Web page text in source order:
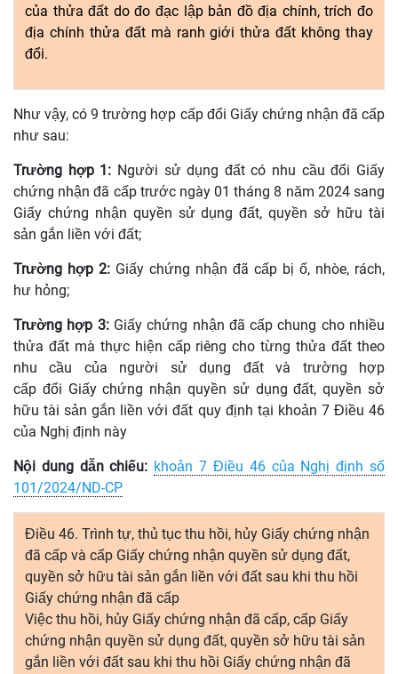
của thửa đất do đo đạc lập bản đồ địa chính, trích đo
địa chính thửa đất mà ranh giớithửa đất không thay
đổi.
Như vậy, có 9 trường hợp cấp đổi Giấy chứng nhận đã cấp
như sau:
Trường hợp 1: Người sử dụng đất có nhu cầu đổi Giấy
chứng nhậnđã cấp trước ngày 01 tháng 8 năm 2024 sang
Giấy chứng nhận quyền sử dụng đất, quyền sở hữu tài
sản gắn liền với đất;
Trường hợp 2: Giấy chứng nhận đã cấp bị ố, nhòe, rách,
hư hỏng;
Trường hợp 3:Giấy chứng nhận đã cấp chung cho nhiều
thửa đất mà thực hiện cấp riêng cho từng thửa đất theo
nhu cầu của người sử dụng đất và trường hợp
cấp đổi Giấy chứng nhận quyền sử dụng đất, quyền sở
hữu tài sản gắn liền với đất quy định tại khoản 7 Điều 46
của Nghị định này
Nội dung dẫn chiếu: khoản 7 Điều 46 của Nghị địnhsố
101/2024/ND-CP
Điều 46. Trình tự, thủ tục thu hồi, hủy Giấy chứng nhận
đã cấp và cấp Giấy chứng nhận quyền sử dụng đất,
quyền sở hữu tài sản gắn liền với đất sau khi thu hồi
Giấy chứng nhận đã cấp
Việc thu hồi, hủy Giấy chứng nhận đã cấp, cấp Giấy
chứng nhận quyền sử dụng đất, quyền sở hữu tài sản
gắn liền với đất sau khi thu hồi Giấy chứng nhận đã